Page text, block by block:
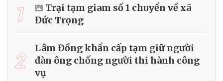
1
Trại tạm giam số 1 chuyển về xã
Đức Trọng
2
Lâm Đồng khẩn cấp tạm giữ người
đàn ông chống người thi hành công
vụ